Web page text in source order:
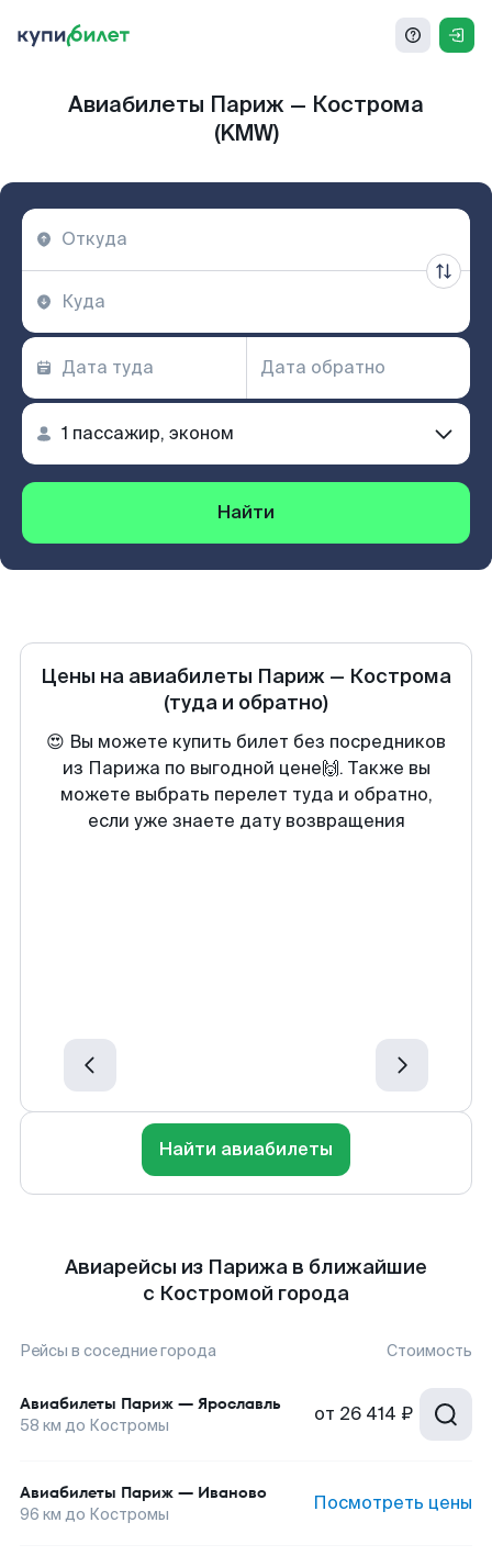
Авиабилеты Париж — Кострома
(KMW)
Найти
Цены на авиабилеты Париж — Кострома
(туда и обратно)
😍 Вы можете купить билет без посредников
из Парижа по выгодной цене🙌. Также вы
можете выбрать перелет туда и обратно,
если уже знаете дату возвращения
Найти авиабилеты
Авиарейсы из Парижа в ближайшие
с Костромой города
Рейсы в соседние города Стоимость
Авиабилеты Париж — Ярославль
58 км до Костромы от 26 414 ₽
Авиабилеты Париж — Иваново
96 км до Костромы Посмотреть цены